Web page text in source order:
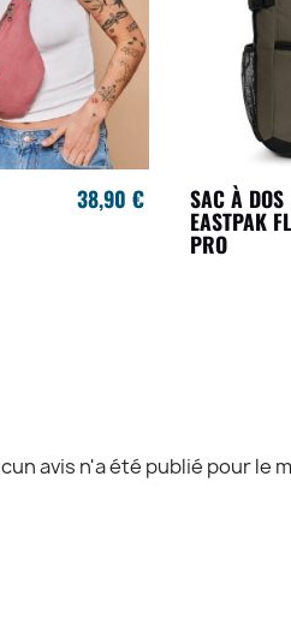
38,90 € SAC À DOS
EASTPAK
PRO
avis n'a été publié pour le